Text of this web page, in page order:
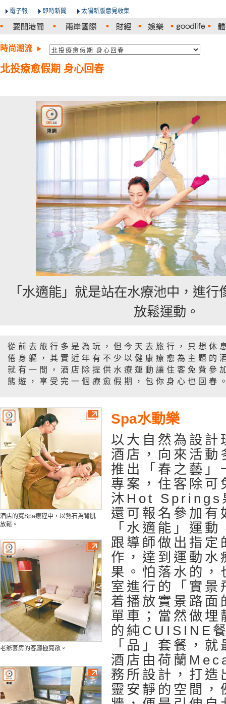
電子報 即時新聞 太陽新版意見收集
時尚潮流
北投療愈假期 身心回春
「水適能」就是站在水療池中，進
放鬆運動。
從前去旅行多是為玩，但今天去旅行，只想休
倦身軀，其實近年有不少以健康療愈為主題的
就有一間，酒店除提供水療運動讓住客免費參
態遊，享受完一個療愈假期，包你身心也回春
酒店的寬Spa療程中，以熱石為背肌
放鬆。
老爺套房的客廳極寬敞。
Spa水動樂
以大自然為設計
酒店，向來活
推出「春之藝
專案，住客除可
沐Hot Springs
還可報名參加有
「水適能」運
跟導師做出指定
作，達到運動水
果。怕落水的，
室進行的「實景
着播放實景路面
單車；當然做
的純CUISINE
「品」套餐，
酒店由荷蘭
務所設計，打造
靈安靜的空間